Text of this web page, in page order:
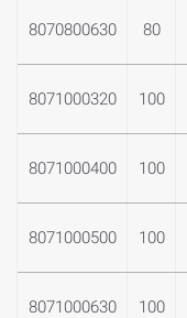
8070800630 80
8071000320 100
8071000400 100
8071000500 100
8071000630 100